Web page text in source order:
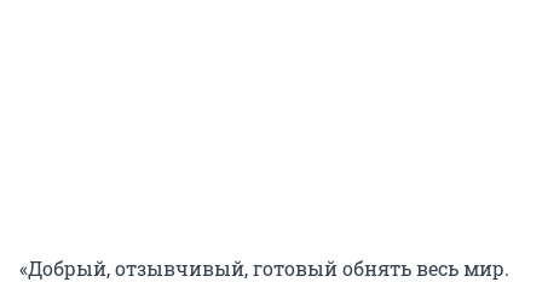
«Добрый, отзывчивый, готовый обнять весь мир.